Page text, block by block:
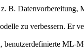
B.
zu verbessern. Er
ML-